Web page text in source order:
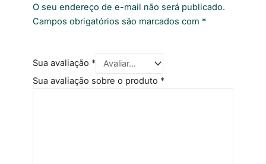
O seu endereço de e-mail não será publicado.
Campos obrigatórios são marcados com *
Sua avaliação *
Sua avaliação sobre o produto *